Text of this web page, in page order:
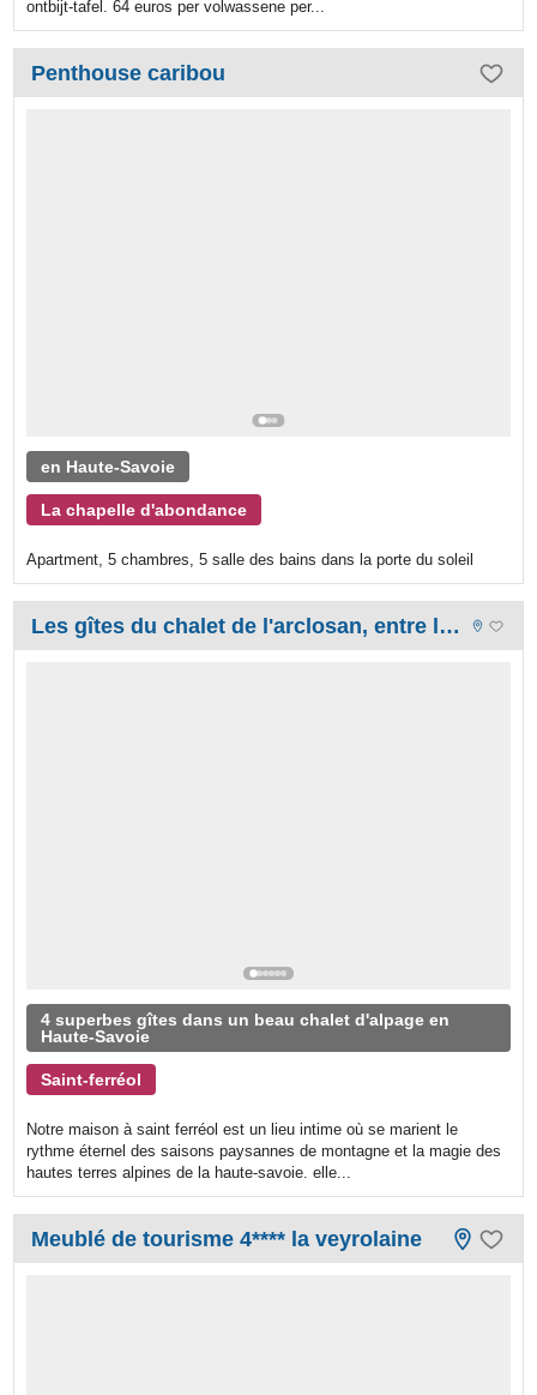
ontbijt-tafel. 64 euros per volwassene per...
Penthouse caribou
en Haute-Savoie
La chapelle d'abondance
Apartment, 5 chambres, 5 salle des bains dans la porte du soleil
Les gîtes du chalet de l'arclosan, entre lac d'annecy et montagnes
4 superbes gîtes dans un beau chalet d'alpage en
Haute-Savoie
Saint-ferréol
Notre maison à saint ferréol est un lieu intime où se marient le
rythme éternel des saisons paysannes de montagne et la magie des
hautes terres alpines de la haute-savoie. elle...
Meublé de tourisme 4**** la veyrolaine